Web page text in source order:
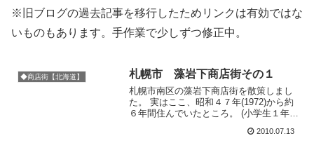
※旧ブログの過去記事を移行したためリンクは有効ではな
いものもあります。手作業で少しずつ修正中。
◆商店街【北海道】 札幌市 藻岩下商店街その１
札幌市南区の藻岩下商店街を散策しまし
た。 実はここ、昭和４７年(1972)から約
６年間住んでいたところ。 (小学生１年～
転車漕いで駆け回っていた思い出深いと
2010.07.13